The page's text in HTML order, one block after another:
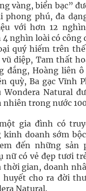
vàng, biển bạc”
phong phú, đa
với hơn 12
4 nghìn loài có công
quý hiếm trên
diệp, Tam thất
đắng, Hoàng liên
quỳ, Ba gạc Vĩnh
Natural
trong nước
gia đình có
kinh doanh sớm
đến những sản
nữ có vẻ đẹp tươi
thời gian, doanh
cho ra đời
Natural.